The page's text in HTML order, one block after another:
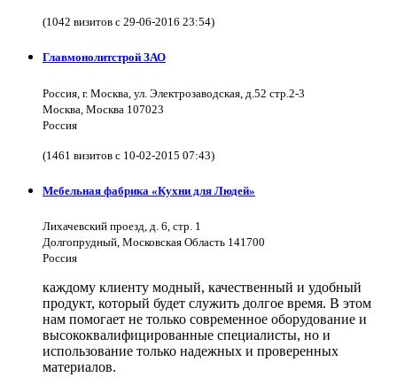
(1042 визитов с 29-06-2016 23:54)
Главмонолитстрой ЗАО
Россия, г. Москва, ул. Электрозаводская, д.52 стр.2-3
Москва, Москва 107023
Россия
(1461 визитов с 10-02-2015 07:43)
Мебельная фабрика «Кухни для Людей»
Лихачевский проезд, д. 6, стр. 1
Долгопрудный, Московская Область 141700
Россия
каждому клиенту модный, качественный и удобный
продукт, который будет служить долгое время. В этом
нам помогает не только современное оборудование и
высококвалифицированные специалисты, но и
использование только надежных и проверенных
материалов.